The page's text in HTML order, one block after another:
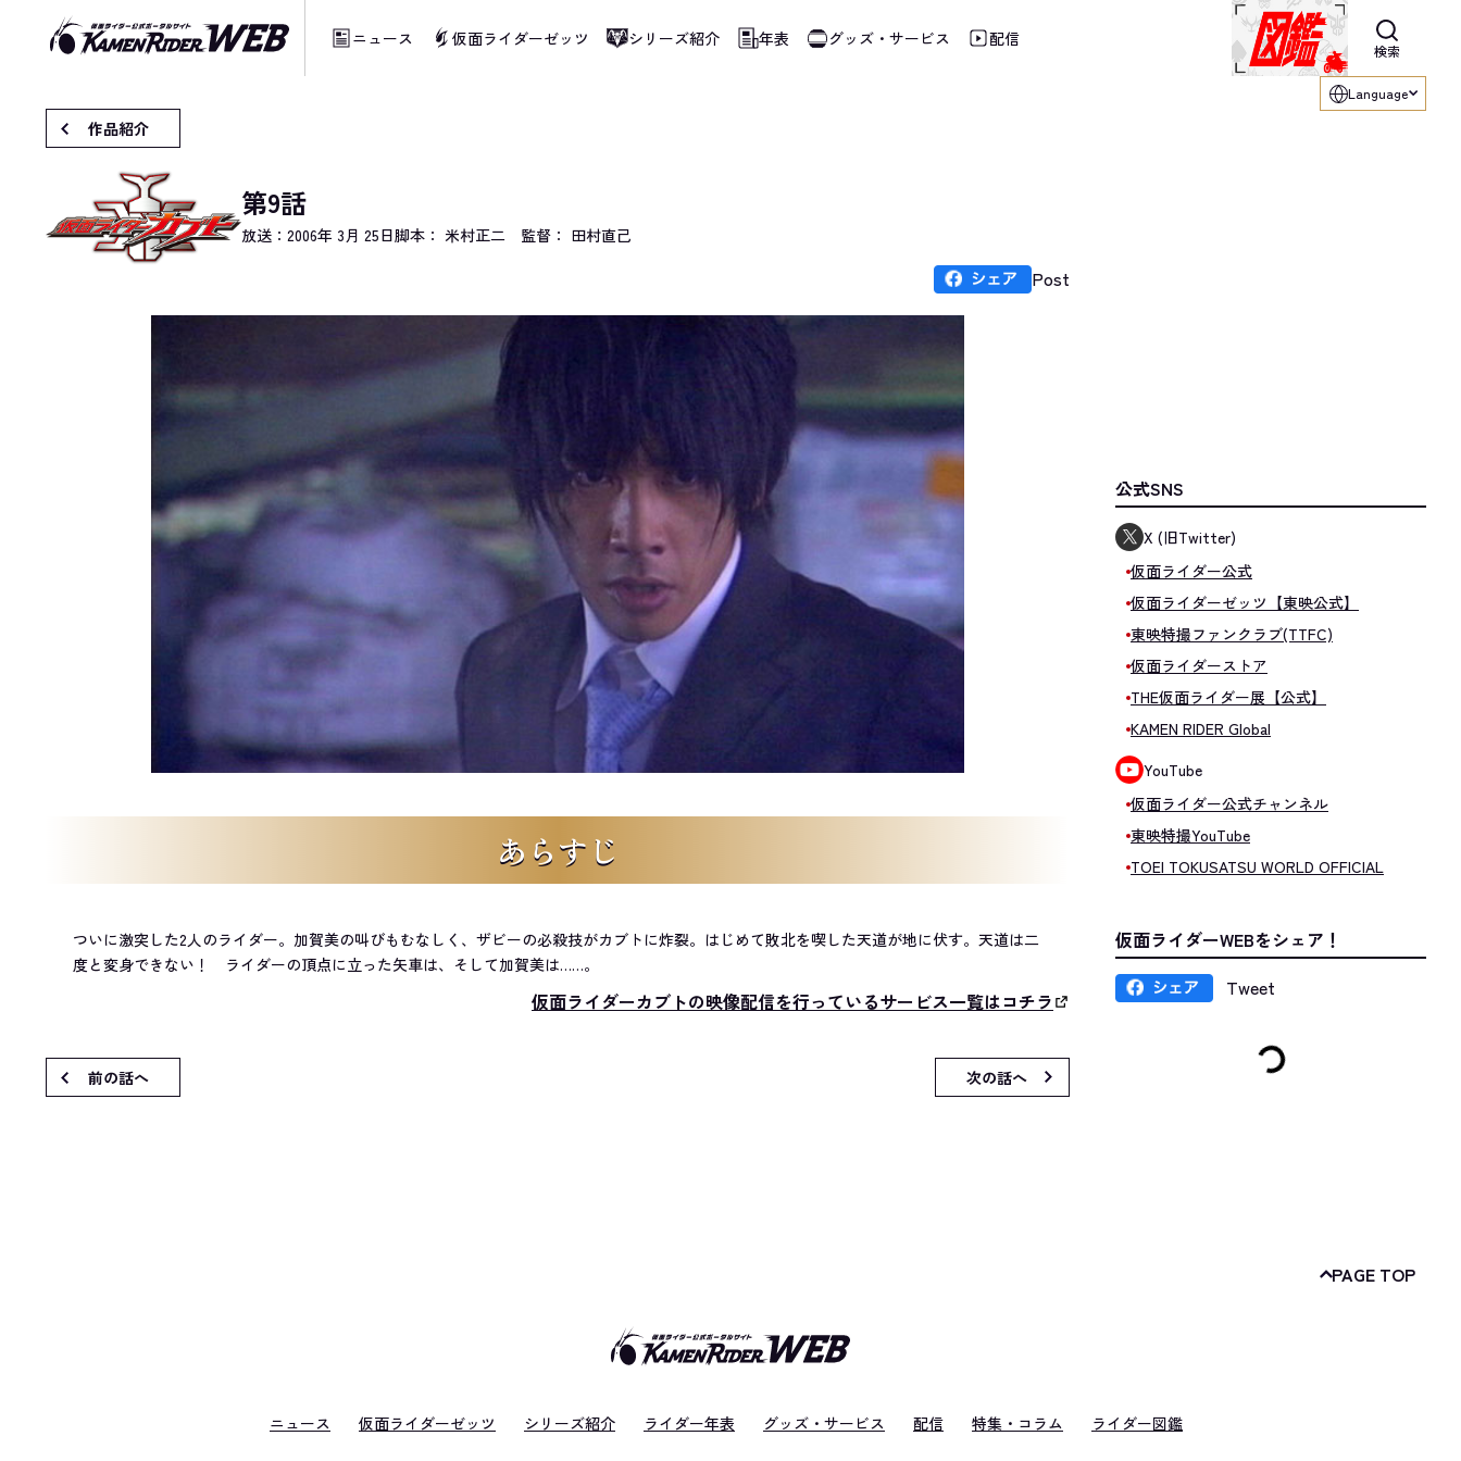
ニュース 仮面ライダーゼッツ シリーズ紹介 年表 グッズ・サービス 配信
検索
当サイトでは、機械的な自動翻訳サービスを使用しています。指定した言語に切り替わらないページは、ブラウザの翻訳機能をご利用ください。
Language
作品紹介
第9話
放送： 2006年 3月 25日脚本： 米村正二 監督： 田村直己
Post
あらすじ
ついに激突した2人のライダー。加賀美の叫びもむなしく、ザビーの必殺技がカブトに炸裂。はじめて敗北を喫した天道が地に伏す。天道は二
度と変身できない！ ライダーの頂点に立った矢車は、そして加賀美は……。
仮面ライダーカブトの映像配信を行っているサービス一覧はコチラ
前の話へ 次の話へ
公式SNS
X (旧Twitter)
仮面ライダー公式
仮面ライダーゼッツ【東映公式】
東映特撮ファンクラブ(TTFC)
仮面ライダーストア
THE仮面ライダー展【公式】
KAMEN RIDER Global
YouTube
仮面ライダー公式チャンネル
東映特撮YouTube
TOEI TOKUSATSU WORLD OFFICIAL
仮面ライダーWEBをシェア！
Tweet
PAGE TOP
ニュース 仮面ライダーゼッツ シリーズ紹介 ライダー年表 グッズ・サービス 配信 特集・コラム ライダー図鑑